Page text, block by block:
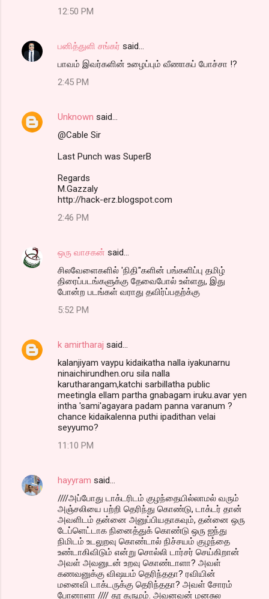
12:50 PM
பனித்துளி சங்கர் said…
பாவம் இவர்களின் உழைப்பும் வீணாகப் போச்சா !?
2:45 PM
Unknown said…
@Cable Sir
Last Punch was SuperB
Regards
M.Gazzaly
http://hack-erz.blogspot.com
2:46 PM
ஒரு வாசகன் said…
சிலவேளைகளில் 'நிதி"களின் பங்களிப்பு தமிழ்
திரைப்படங்களுக்கு தேவைபோல் உள்ளது, இது
போன்ற படங்கள் வராது தவிர்ப்பதற்க்கு
5:52 PM
k amirtharaj said…
kalanjiyam vaypu kidaikatha nalla iyakunarnu
ninaichirundhen.oru sila nalla
karutharangam,katchi sarbillatha public
meetingla ellam partha gnabagam iruku.avar yen
intha 'sami'agayara padam panna varanum ?
chance kidaikalenna puthi ipadithan velai
seyyumo?
11:10 PM
hayyram said…
////அப்போது டாக்டரிடம் குழந்தையில்லாமல் வரும்
அஞ்சலியை பற்றி தெரிந்து கொண்டு, டாக்டர் தான்
அவளிடம் தன்னை அனுப்பியதாகவும், தன்னை ஒரு
டேப்ளெட்டாக நினைத்துக் கொண்டு ஒரு ஐந்து
நிமிடம் உடலுறவு கொண்டால் நிச்சயம் குழந்தை
உண்டாகிவிடும் என்று சொல்லி டார்சர் செய்கிறான்
அவள் அவனுடன் உறவு கொண்டாளா? அவள்
கணவனுக்கு விஷயம் தெரிந்ததா? ரவியின்
மனைவி டாக்டருக்கு தெரிந்ததா? அவள் சோரம்
போனாளா //// தூ கருமம். அவனவன் மனசுல